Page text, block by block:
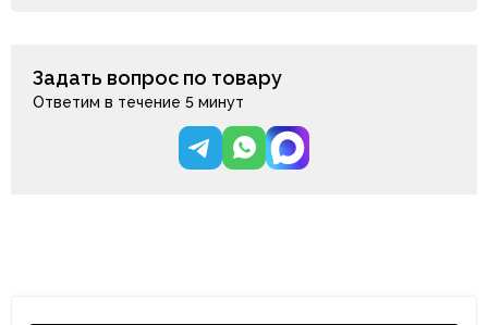
Задать вопрос по товару
Ответим в течение 5 минут